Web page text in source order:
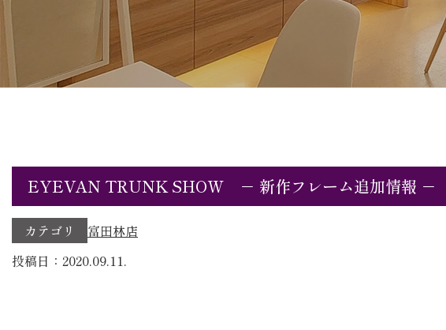
EYEVAN TRUNK SHOW － 新作フレーム追加情報 －
カテゴリ
富田林店
投稿日：2020.09.11.